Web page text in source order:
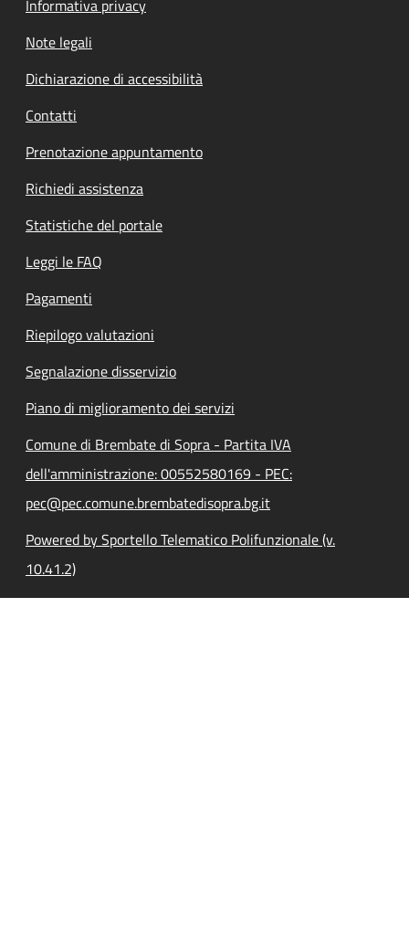
Informativa privacy
Note legali
Dichiarazione di accessibilità
Contatti
Prenotazione appuntamento
Richiedi assistenza
Statistiche del portale
Leggi le FAQ
Pagamenti
Riepilogo valutazioni
Segnalazione disservizio
Piano di miglioramento dei servizi
Comune di Brembate di Sopra - Partita IVA
dell'amministrazione: 00552580169 - PEC:
pec@pec.comune.brembatedisopra.bg.it
Powered by Sportello Telematico Polifunzionale (v.
10.41.2)